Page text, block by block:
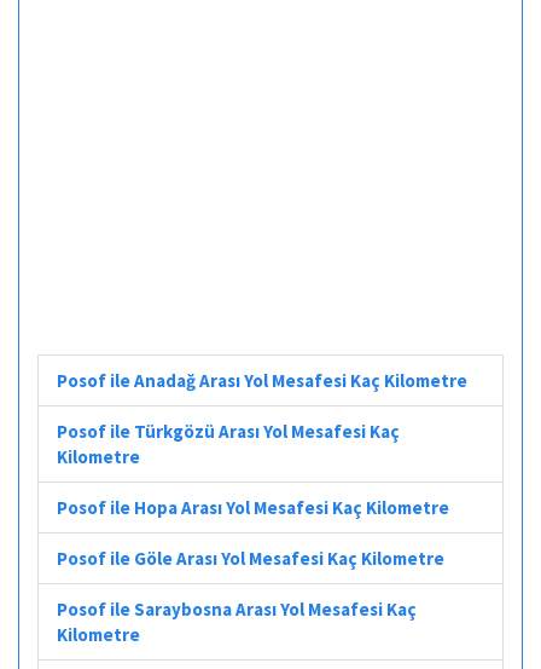
Posof ile Anadağ Arası Yol Mesafesi Kaç Kilometre
Posof ile Türkgözü Arası Yol Mesafesi Kaç
Kilometre
Posof ile Hopa Arası Yol Mesafesi Kaç Kilometre
Posof ile Göle Arası Yol Mesafesi Kaç Kilometre
Posof ile Saraybosna Arası Yol Mesafesi Kaç
Kilometre